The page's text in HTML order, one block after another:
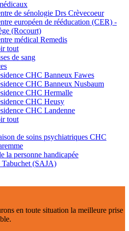
de sénologie Drs Crèvecoeur
européen de rééducation (CER) -
(Rocourt)
médical Remedis
tout
de sang
CHC Banneux Fawes
CHC Banneux Nusbaum
CHC Hermalle
CHC Heusy
CHC Landenne
tout
de soins psychiatriques CHC
la personne handicapée
Tabuchet (SAJA)
en toute situation la meilleure prise